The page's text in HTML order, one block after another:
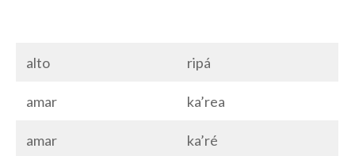
alto ripá
amar ka’rea
amar ka’ré